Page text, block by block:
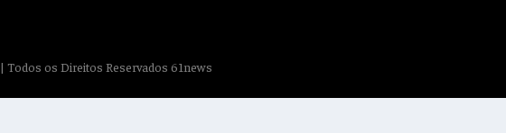
| Todos os Direitos Reservados 61news